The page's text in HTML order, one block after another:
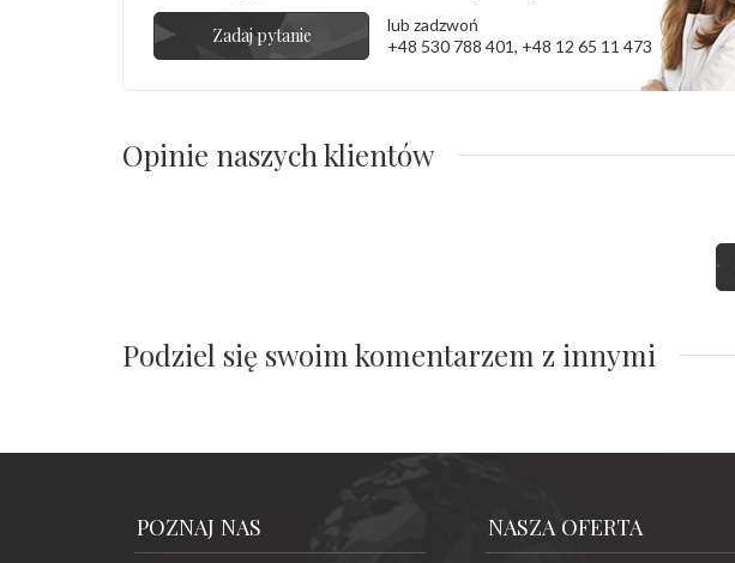
Zadaj pytanie
lub zadzwoń
+48 530 788 401, +48 12 65 11 473
Opinie naszych klientów
Podziel się swoim komentarzem z innymi
POZNAJ NAS NASZA OFERTA